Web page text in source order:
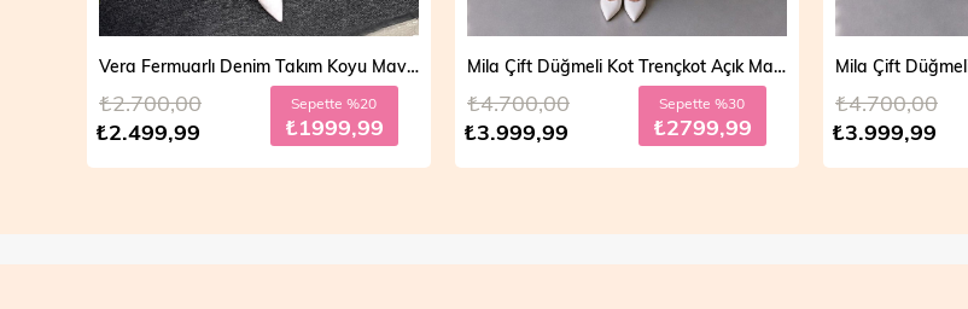
Vera Fermuarlı Denim Takım Koyu Mavi 19298
₺2.499,99
₺2.700,00 Sepette %20
₺1999,99
Mila Çift Düğmeli Kot Trençkot Açık Mavi 19290
₺3.999,99
₺4.700,00 Sepette %30
₺2799,99 ₺3.999,99
₺4.700,00